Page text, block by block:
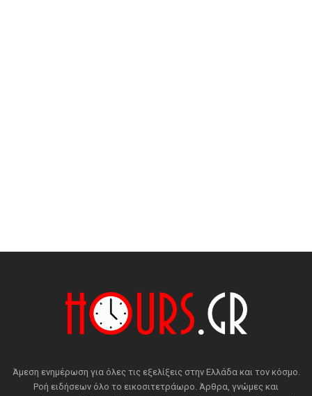
Άμεση ενημέρωση για όλες τις εξελίξεις στην Ελλάδα και τον κόσμο.
Ροή ειδήσεων όλο το εικοσιτετράωρο. Άρθρα, γνώμες και